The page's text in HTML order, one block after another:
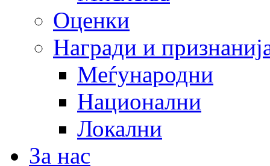
Оценки
Награди и
Меѓународни
Национални
Локални
За нас